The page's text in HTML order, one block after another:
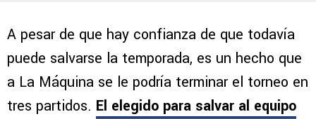
A pesar de que hay confianza de que todavía
puede salvarse la temporada, es un hecho que
a La Máquina se le podría terminar el torneo en
tres partidos. El elegido para salvar al equipo